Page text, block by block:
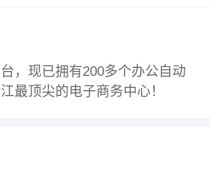
，现已拥有200多个办公自动
最顶尖的电子商务中心！